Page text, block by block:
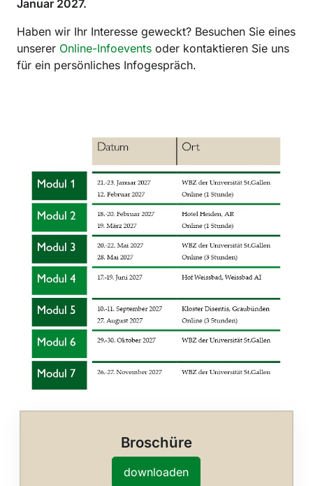
Januar 2027.
Haben wir Ihr Interesse geweckt? Besuchen Sie eines
unserer Online-Infoevents oder kontaktieren Sie uns
für ein persönliches Infogespräch.
Broschüre
downloaden